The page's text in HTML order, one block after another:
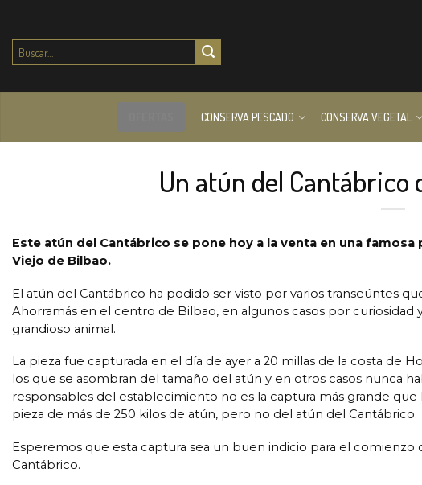
Buscar
por:
CONSERVA PESCADO CONSERVA VEGETAL
Un atún del Cantábrico
Este atún del Cantábrico se pone hoy a la venta en una
Viejo de Bilbao.
El atún del Cantábrico ha podido ser visto por varios transeúntes
Ahorramás en el centro de Bilbao, en algunos casos por
grandioso animal.
La pieza fue capturada en el día de ayer a 20 millas de la costa de
los que se asombran del tamaño del atún y en otros casos nunca
responsables del establecimiento no es la captura más grande
pieza de más de 250 kilos de atún, pero no del atún del Cantábrico.
Esperemos que esta captura sea un buen indicio para el
Cantábrico.